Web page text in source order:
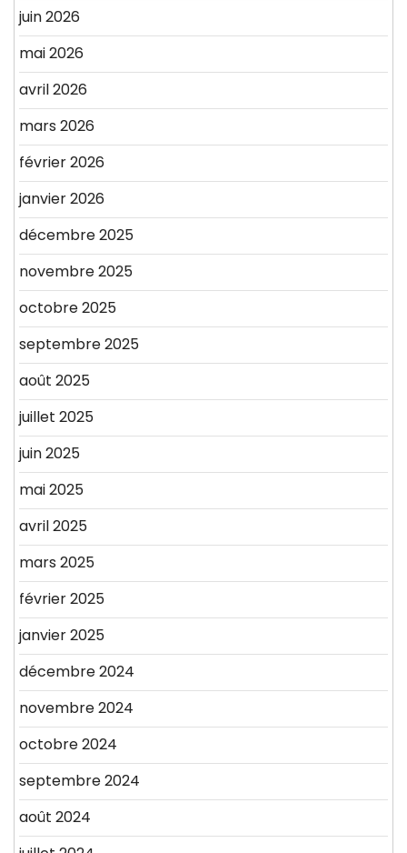
juin 2026
mai 2026
avril 2026
mars 2026
février 2026
janvier 2026
décembre 2025
novembre 2025
octobre 2025
septembre 2025
août 2025
juillet 2025
juin 2025
mai 2025
avril 2025
mars 2025
février 2025
janvier 2025
décembre 2024
novembre 2024
octobre 2024
septembre 2024
août 2024